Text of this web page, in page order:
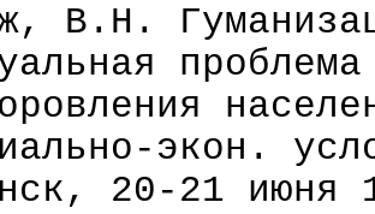
В.Н.
экон.
20-21